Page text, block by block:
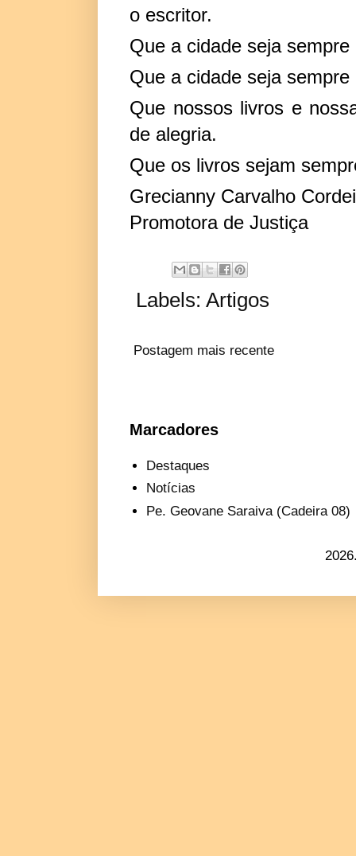
o escritor.
Que a cidade seja
Que a cidade seja sempre
Que nossos livros e
de alegria.
Que os livros sejam
Grecianny Carvalho
Promotora de Justiça
Labels: Artigos
Postagem mais recente
Marcadores
Destaques
Notícias
Pe. Geovane Saraiva (Cadeira 08)